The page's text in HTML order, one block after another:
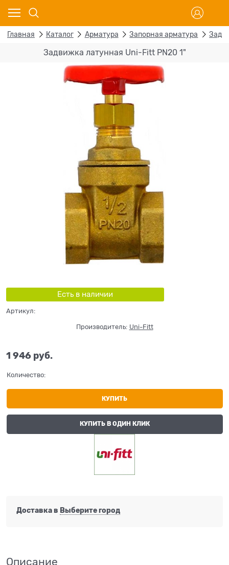
Главная Каталог Арматура Запорная арматура
Задвижка латунная Uni-Fitt PN20 1"
Есть в наличии
Артикул:
Производитель: Uni-Fitt
1 946 руб.
Количество:
КУПИТЬ
КУПИТЬ В ОДИН КЛИК
Доставка в Выберите город
Описание